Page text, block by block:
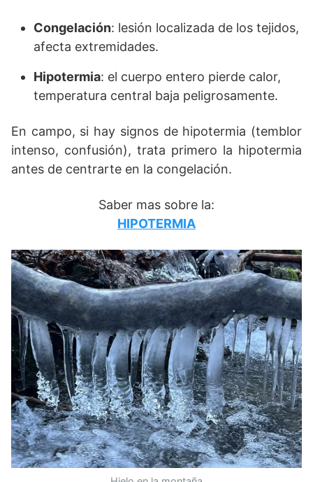
Congelación: lesión localizada de los tejidos,
afecta extremidades.
Hipotermia: el cuerpo entero pierde calor,
temperatura central baja peligrosamente.
En campo, si hay signos de hipotermia (temblor
intenso, confusión), trata primero la hipotermia
antes de centrarte en la congelación.
Saber mas sobre la:
HIPOTERMIA